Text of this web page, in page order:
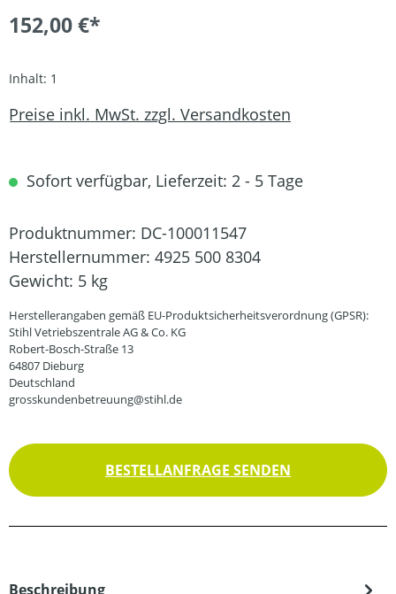
152,00 €*
Inhalt: 1
Preise inkl. MwSt. zzgl. Versandkosten
Sofort verfügbar, Lieferzeit: 2 - 5 Tage
Produktnummer: DC-100011547
Herstellernummer: 4925 500 8304
Gewicht: 5 kg
Herstellerangaben gemäß EU-Produktsicherheitsverordnung (GPSR):
Stihl Vetriebszentrale AG & Co. KG
Robert-Bosch-Straße 13
64807 Dieburg
Deutschland
grosskundenbetreuung@stihl.de
BESTELLANFRAGE SENDEN
Beschreibung